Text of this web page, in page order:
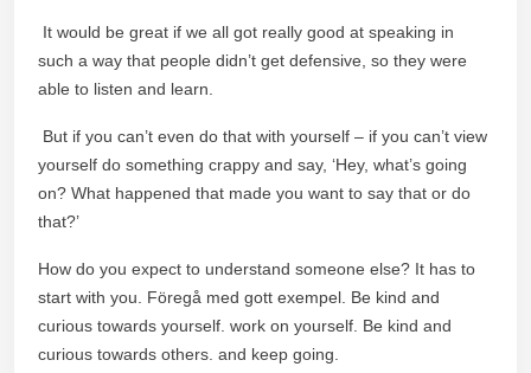
It would be great if we all got really good at speaking in
such a way that people didn’t get defensive, so they were
able to listen and learn.
But if you can’t even do that with yourself – if you can’t view
yourself do something crappy and say, ‘Hey, what’s going
on? What happened that made you want to say that or do
that?’
How do you expect to understand someone else? It has to
start with you. Föregå med gott exempel. Be kind and
curious towards yourself. work on yourself. Be kind and
curious towards others. and keep going.